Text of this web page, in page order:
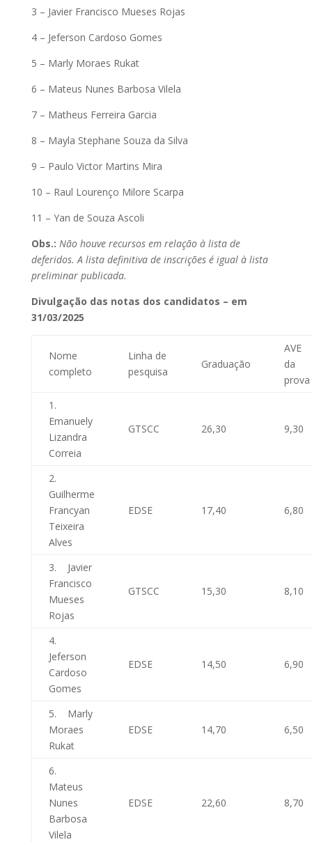
3 – Javier Francisco Mueses Rojas
4 – Jeferson Cardoso Gomes
5 – Marly Moraes Rukat
6 – Mateus Nunes Barbosa Vilela
7 – Matheus Ferreira Garcia
8 – Mayla Stephane Souza da Silva
9 – Paulo Victor Martins Mira
10 – Raul Lourenço Milore Scarpa
11 – Yan de Souza Ascoli
Obs.: Não houve recursos em relação à lista de
deferidos. A lista definitiva de inscrições é igual à lista
preliminar publicada.
Divulgação das notas dos candidatos – em
31/03/2025
Nome
completo
Linha de
pesquisa
Graduação
AVE
da
prova
1.
Emanuely
Lizandra
Correia
GTSCC 26,30 9,30
2.
Guilherme
Francyan
Teixeira
Alves
EDSE 17,40 6,80
3. Javier
Francisco
Mueses
Rojas
GTSCC 15,30 8,10
4.
Jeferson
Cardoso
Gomes
EDSE 14,50 6,90
5. Marly
Moraes
Rukat
EDSE 14,70 6,50
6.
Mateus
Nunes
Barbosa
Vilela
EDSE 22,60 8,70